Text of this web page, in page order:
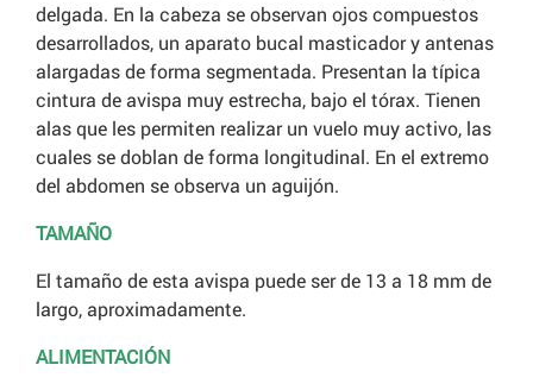
delgada. En la cabeza se observan ojos compuestos
desarrollados, un aparato bucal masticador y antenas
alargadas de forma segmentada. Presentan la típica
cintura de avispa muy estrecha, bajo el tórax. Tienen
alas que les permiten realizar un vuelo muy activo, las
cuales se doblan de forma longitudinal. En el extremo
del abdomen se observa un aguijón.
TAMAÑO
El tamaño de esta avispa puede ser de 13 a 18 mm de
largo, aproximadamente.
ALIMENTACIÓN